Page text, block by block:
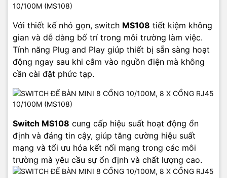
Với thiết kế nhỏ gọn, switch MS108 tiết kiệm không
gian và dễ dàng bố trí trong môi trường làm việc.
Tính năng Plug and Play giúp thiết bị sẵn sàng hoạt
động ngay sau khi cắm vào nguồn điện mà không
cần cài đặt phức tạp.
Switch MS108 cung cấp hiệu suất hoạt động ổn
định và đáng tin cậy, giúp tăng cường hiệu suất
mạng và tối ưu hóa kết nối mạng trong các môi
trường mà yêu cầu sự ổn định và chất lượng cao.